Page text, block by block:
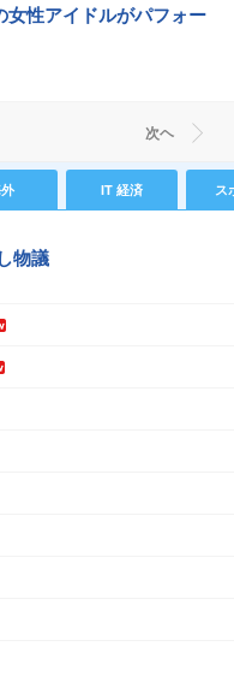
女性アイドルがパフォー
次ヘ
IT 経済 ス
物議